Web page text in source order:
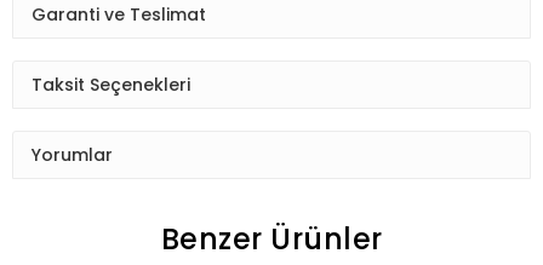
Garanti ve Teslimat
Taksit Seçenekleri
Yorumlar
Benzer Ürünler